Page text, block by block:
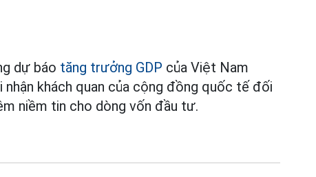
dự báo tăng trưởng GDP của Việt Nam
khách quan của cộng đồng quốc tế đối
niềm tin cho dòng vốn đầu tư.